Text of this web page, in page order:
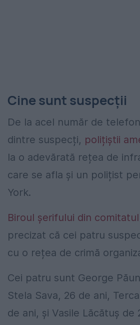
Cine sunt suspecții
De la acel număr de
dintre suspecți, polițiștii
la o adevărată rețea de
care se afla și un polițist
York.
Biroul șerifului din
precizat că cei patru
cu o rețea de crimă
Cei patru sunt George
Stela Sava, 26 de ani,
de ani, și Vasile Lăcătuș de